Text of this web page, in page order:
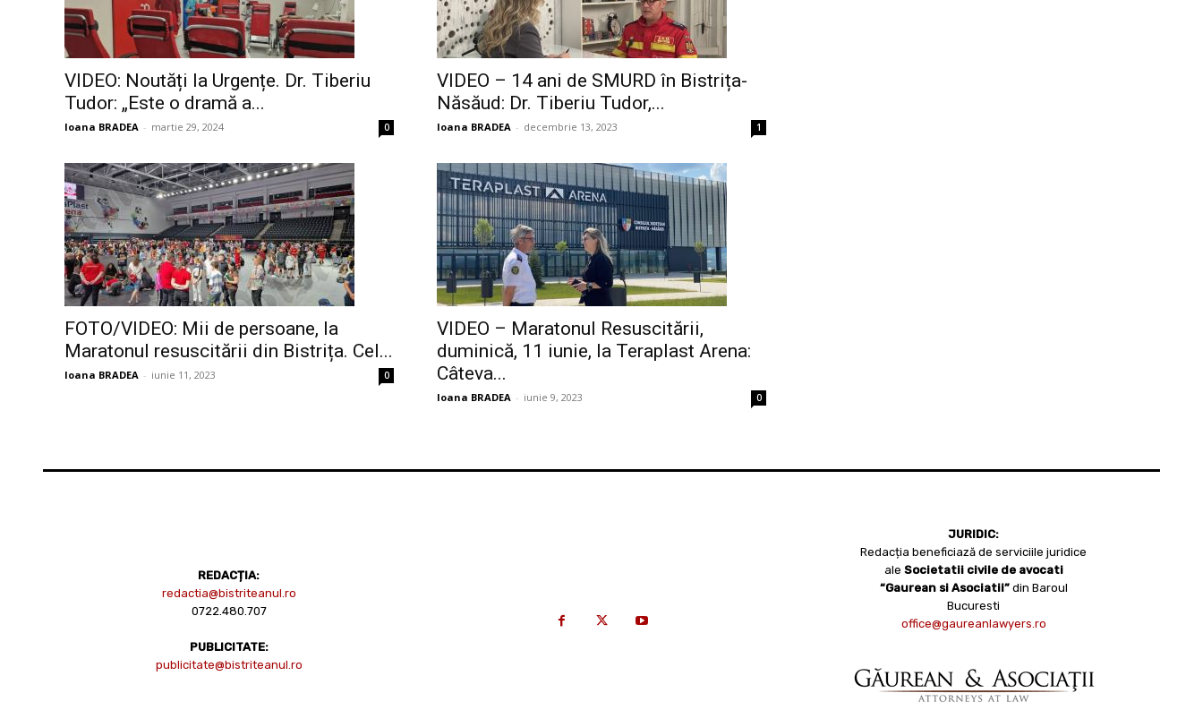
VIDEO: Noutăți la Urgențe. Dr. Tiberiu
Tudor: „Este o dramă a...
Ioana BRADEA - martie 29, 2024 0
VIDEO – 14 ani de SMURD în Bistrița-
Năsăud: Dr. Tiberiu Tudor,...
Ioana BRADEA - decembrie 13, 2023 1
FOTO/VIDEO: Mii de persoane, la
Maratonul resuscitării din Bistrița. Cel...
Ioana BRADEA - iunie 11, 2023 0
VIDEO – Maratonul Resuscitării,
duminică, 11 iunie, la Teraplast Arena:
Câteva...
Ioana BRADEA - iunie 9, 2023 0
REDACȚIA:
redactia@bistriteanul.ro
0722.480.707
PUBLICITATE:
publicitate@bistriteanul.ro
JURIDIC:
Redacția beneficiază de serviciile juridice
ale Societatii civile de avocati
“Gaurean si Asociatii” din Baroul
Bucuresti
office@gaureanlawyers.ro